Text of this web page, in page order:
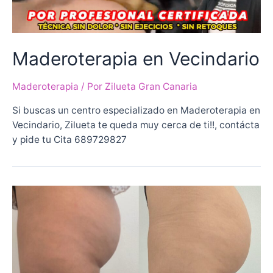
Maderoterapia en Vecindario
Maderoterapia / Por Zilueta Gran Canaria
Si buscas un centro especializado en Maderoterapia en
Vecindario, Zilueta te queda muy cerca de ti!!, contácta
y pide tu Cita 689729827